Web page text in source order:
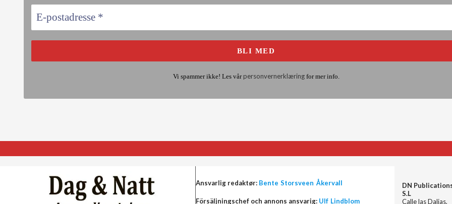
Vi spammer ikke! Les vår personvernerklæringfor mer info.
Ansvarlig redaktør: Bente Storsveen Åkervall
Försäljningschef och annons ansvarig: Ulf Lindblom
DN
S.L
Calle las Dalias,